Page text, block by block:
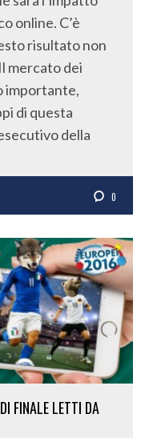
online. C’è
risultato non
mercato dei
importante,
di questa
della
0
FINALE LETTI DA